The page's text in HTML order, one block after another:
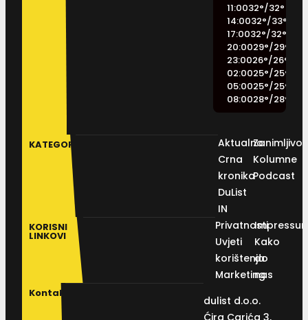
11:0032°/32°
14:0032°/33°
17:0032°/32°
20:0029°/29°
23:0026°/26°
02:0025°/25°
05:0025°/25°
08:0028°/28°
KATEGORIJE
Aktualno
Crna
kronika
DuList
IN
Kolumne
Podcast
KORISNI
LINKOVI
Privatnosti
Uvjeti
korištenja
Marketing
Kako
do
nas
Kontakt
dulist d.o.o.
Ćira Carića 3,